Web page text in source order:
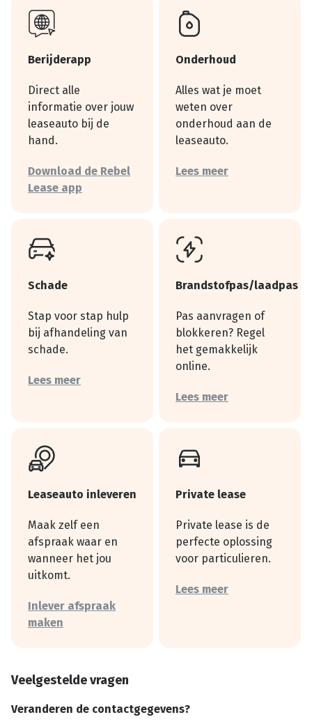
Berijderapp
Direct alle
informatie over jouw
leaseauto bij de
hand.
Download de Rebel
Lease app
Onderhoud
Alles wat je moet
weten over
onderhoud aan de
leaseauto.
Lees meer
Schade
Stap voor stap hulp
bij afhandeling van
schade.
Lees meer
Brandstofpas/laadpas
Pas aanvragen of
blokkeren? Regel
het gemakkelijk
online.
Lees meer
Leaseauto inleveren
Maak zelf een
afspraak waar en
wanneer het jou
uitkomt.
Inlever afspraak
maken
Private lease
Private lease is de
perfecte oplossing
voor particulieren.
Lees meer
Veelgestelde vragen
Veranderen de contactgegevens?